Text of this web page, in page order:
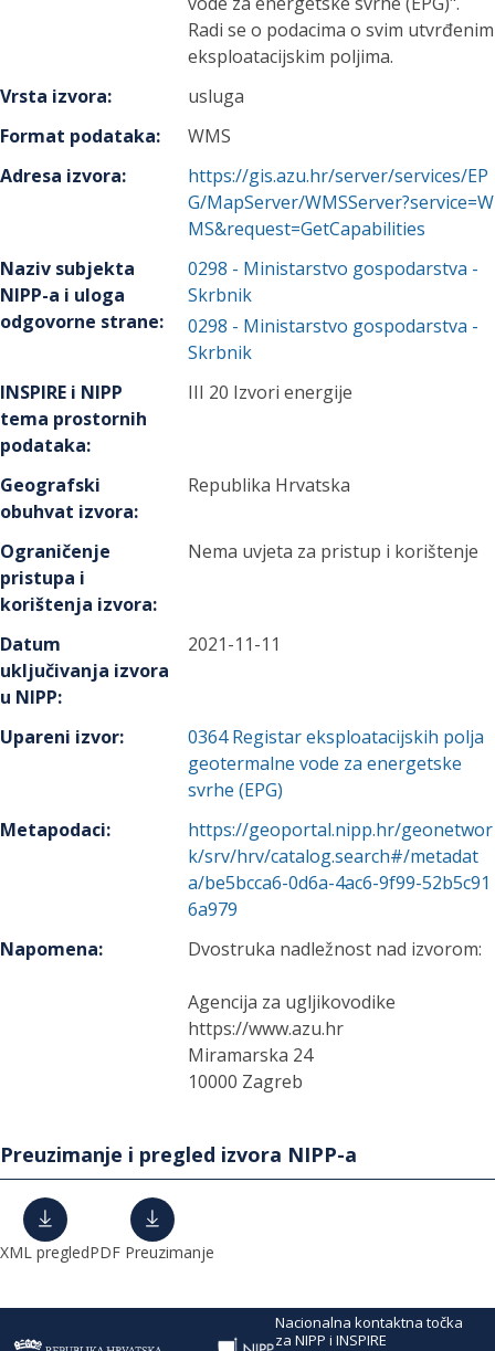
Radi se o podacima o svim utvrđenim
eksploatacijskim poljima.
Vrsta izvora:
usluga
Format podataka:
WMS
Adresa izvora:
https://gis.azu.hr/server/services/EP
G/MapServer/WMSServer?service=W
MS&request=GetCapabilities
Naziv subjekta
NIPP-a i uloga
odgovorne strane:
0298 - Ministarstvo gospodarstva -
Skrbnik
0298 - Ministarstvo gospodarstva -
Skrbnik
INSPIRE i NIPP
tema prostornih
podataka:
III 20 Izvori energije
Geografski
obuhvat izvora:
Republika Hrvatska
Ograničenje
pristupa i
korištenja izvora:
Nema uvjeta za pristup i korištenje
Datum
uključivanja izvora
u NIPP:
2021-11-11
Upareni izvor: 0364 Registar eksploatacijskih polja
geotermalne vode za energetske
svrhe (EPG)
Metapodaci:
https://geoportal.nipp.hr/geonetwor
k/srv/hrv/catalog.search#/metadat
a/be5bcca6-0d6a-4ac6-9f99-52b5c91
6a979
Napomena: Dvostruka nadležnost nad izvorom:
Agencija za ugljikovodike
https://www.azu.hr
Miramarska 24
10000 Zagreb
Preuzimanje i pregled izvora NIPP-a
XML pregledPDF Preuzimanje
Nacionalna kontaktna točka
za NIPP i INSPIRE